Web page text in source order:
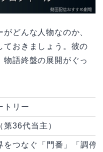
どんな人物なのか、
ておきましょう。彼の
物語終盤の展開がぐっ
トリー
36代当主）
をつなぐ「門番」「調停